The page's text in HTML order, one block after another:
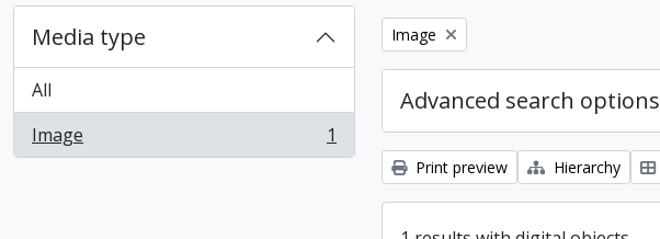
Media type
All
Image
, 1 results 1
Remove filter:
Image
Advanced search options
Print preview Hierarchy